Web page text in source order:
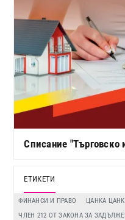
Списание "Търговско
ЕТИКЕТИ
ФИНАНСИ И ПРАВО
ЦАНКА
ЧЛЕН 212 ОТ ЗАКОНА ЗА